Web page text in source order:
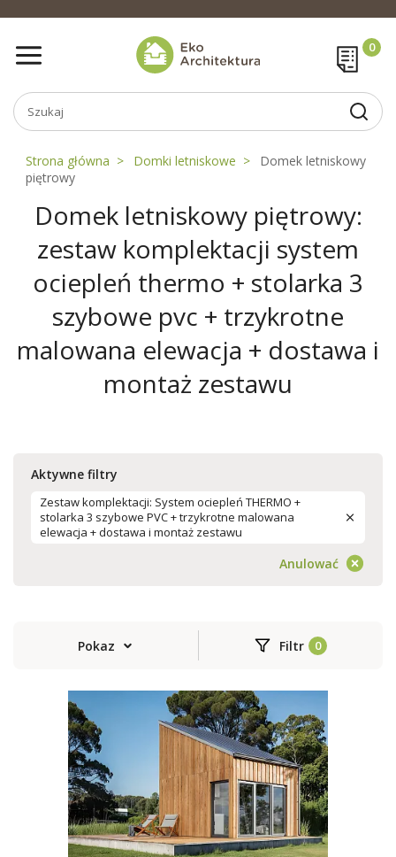
Strona główna Domki letniskowe
Domek letniskowy
piętrowy
Domek letniskowy piętrowy:
zestaw komplektacji system
ociepleń thermo + stolarka 3
szybowe pvc + trzykrotne
malowana elewacja + dostawa i
montaż zestawu
Aktywne filtry
Zestaw komplektacji: System ociepleń THERMO +
stolarka 3 szybowe PVC + trzykrotne malowana
elewacja + dostawa i montaż zestawu
Anulować
Pokaz Filtr